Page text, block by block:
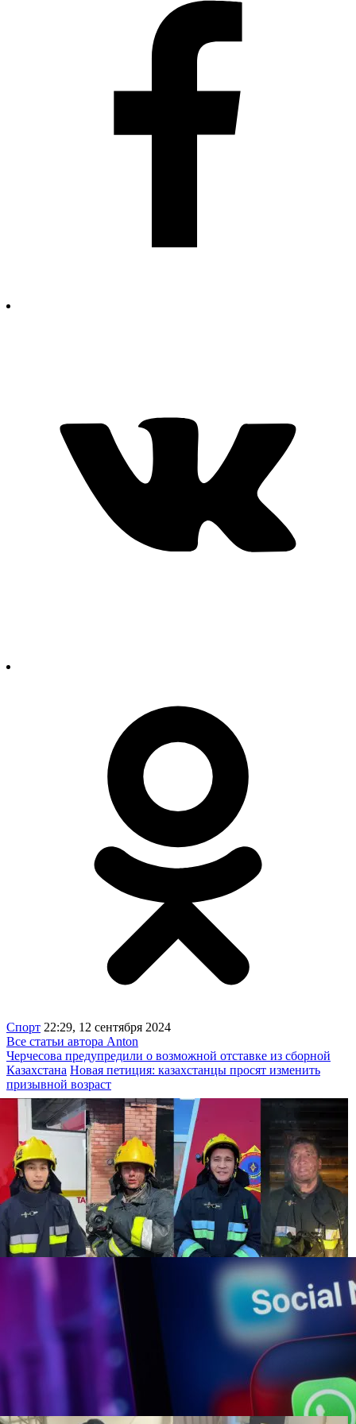
Спорт 22:29, 12 сентября 2024
Все статьи автора Anton
Черчесова предупредили о возможной отставке из сборной
Казахстана Новая петиция: казахстанцы просят изменить
призывной возраст
и после пожара“ — спасатели показали
которые редко видят люди